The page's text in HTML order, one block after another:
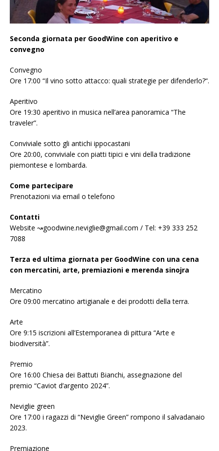
Seconda giornata per GoodWine con aperitivo e
convegno
Convegno
Ore 17:00 “Il vino sotto attacco: quali strategie per difenderlo?“.
Aperitivo
Ore 19:30 aperitivo in musica nell’area panoramica “The
traveler”.
Conviviale sotto gli antichi ippocastani
Ore 20:00, conviviale con piatti tipici e vini della tradizione
piemontese e lombarda.
Come partecipare
Prenotazioni via email o telefono
Contatti
Website ↝goodwine.neviglie@gmail.com / Tel: +39 333 252
7088
Terza ed ultima giornata per GoodWine con una cena
con mercatini, arte, premiazioni e merenda sinojra
Mercatino
Ore 09:00 mercatino artigianale e dei prodotti della terra.
Arte
Ore 9:15 iscrizioni all’Estemporanea di pittura “Arte e
biodiversità”.
Premio
Ore 16:00 Chiesa dei Battuti Bianchi, assegnazione del
premio “Caviot d’argento 2024”.
Neviglie green
Ore 17:00 i ragazzi di “Neviglie Green” rompono il salvadanaio
2023.
Premiazione